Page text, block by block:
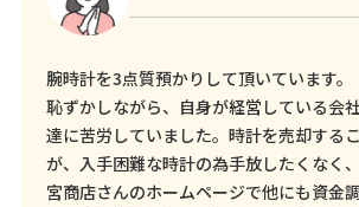
腕時計を3点質預かりして頂いています。
恥ずかしながら、自身が経営している会
達に苦労していました。時計を売却する
が、入手困難な時計の為手放したくなく
宮商店さんのホームページで他にも資金